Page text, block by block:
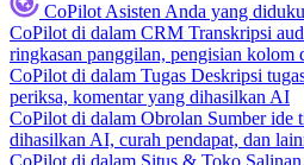
CoPilot Asisten Anda yang
CoPilot di dalam CRM Transkripsi
ringkasan panggilan, pengisian kolom
CoPilot di dalam Tugas Deskripsi
periksa, komentar yang dihasilkan AI
CoPilot di dalam Obrolan Sumber ide
dihasilkan AI, curah pendapat, dan
CoPilot di dalam Situs & Toko